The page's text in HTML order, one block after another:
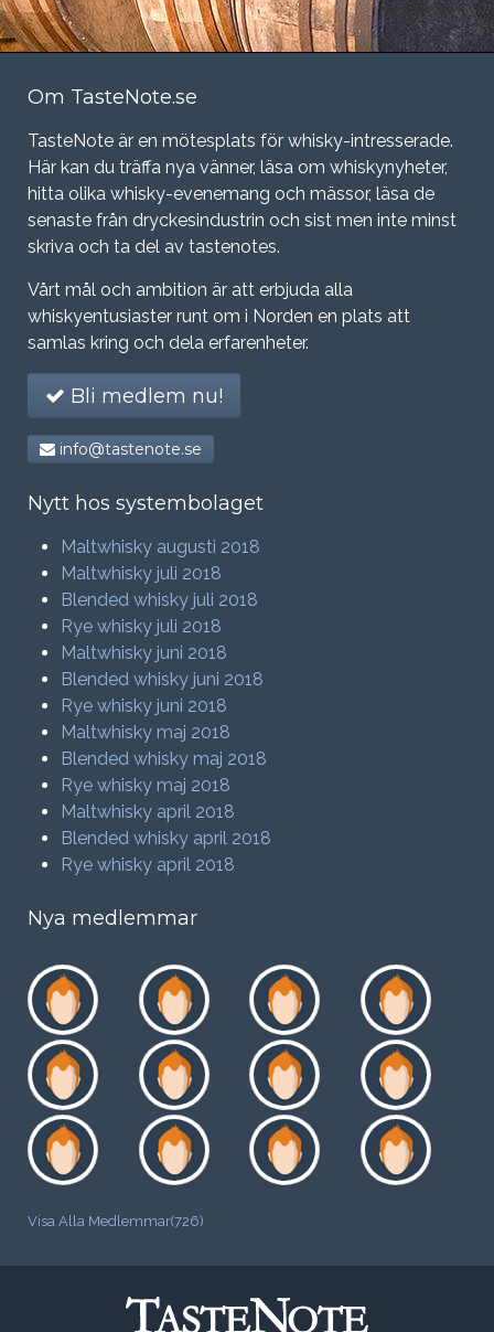
Om TasteNote.se
TasteNote är en mötesplats för whisky-intresserade.
Här kan du träffa nya vänner, läsa om whiskynyheter,
hitta olika whisky-evenemang och mässor, läsa de
senaste från dryckesindustrin och sist men inte minst
skriva och ta del av tastenotes.
Vårt mål och ambition är att erbjuda alla
whiskyentusiaster runt om i Norden en plats att
samlas kring och dela erfarenheter.
Bli medlem nu!
info@tastenote.se
Nytt hos systembolaget
Maltwhisky augusti 2018
Maltwhisky juli 2018
Blended whisky juli 2018
Rye whisky juli 2018
Maltwhisky juni 2018
Blended whisky juni 2018
Rye whisky juni 2018
Maltwhisky maj 2018
Blended whisky maj 2018
Rye whisky maj 2018
Maltwhisky april 2018
Blended whisky april 2018
Rye whisky april 2018
Nya medlemmar
Visa Alla Medlemmar(726)